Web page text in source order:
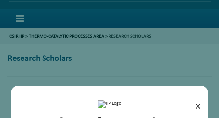
×
CSIR IIP>THERMO-CATALYTIC PROCESSES AREA> RESEARCH SCHOLARS
Research Scholars